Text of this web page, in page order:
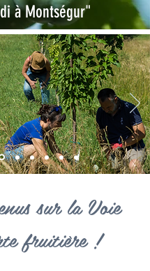
à Montségur"
sur la Voie
fruitière !